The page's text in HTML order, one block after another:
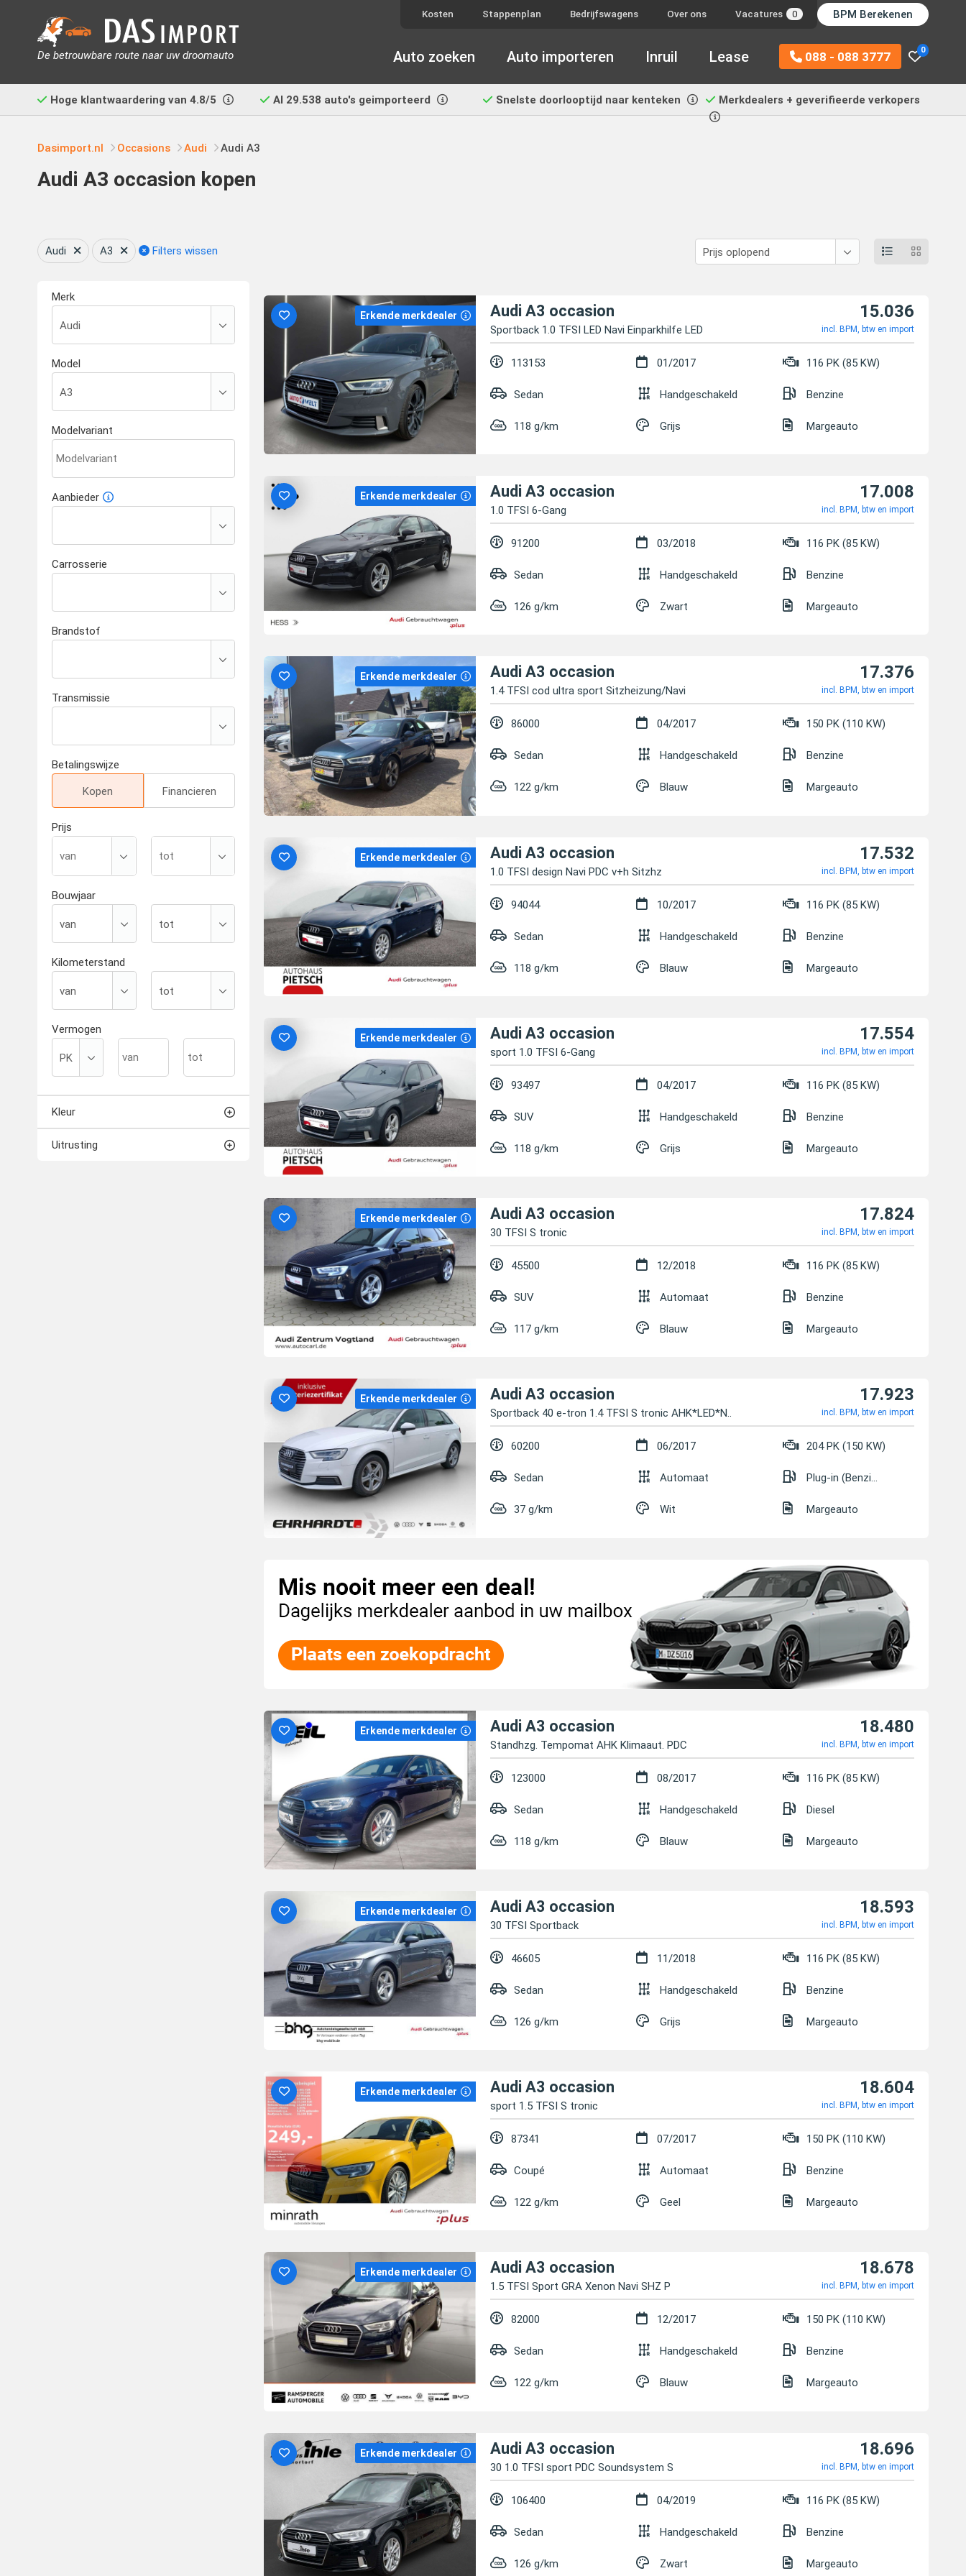
De betrouwbare route naar uw droomauto
Kosten Stappenplan Bedrijfswagens Over ons Vacatures 0 BPM Berekenen
0
088 - 088 3777
Auto zoeken Auto importeren Inruil Lease
Hoge klantwaardering van 4.8/5 Al 29.538 auto's geimporteerd Snelste doorlooptijd naar kenteken Merkdealers + geverifieerde verkopers
Dasimport.nl Occasions Audi Audi A3
Audi A3 occasion kopen
Audi A3 Filters wissen
Erkende merkdealer Audi A3 occasion
Sportback 1.0 TFSI LED Navi Einparkhilfe LED
15.036
incl. BPM, btw en import
113153 01/2017 116 PK (85 KW)
Sedan Handgeschakeld Benzine
118 g/km Grijs Margeauto
Erkende merkdealer Audi A3 occasion
1.0 TFSI 6-Gang
17.008
incl. BPM, btw en import
91200 03/2018 116 PK (85 KW)
Sedan Handgeschakeld Benzine
126 g/km Zwart Margeauto
Erkende merkdealer Audi A3 occasion
1.4 TFSI cod ultra sport Sitzheizung/Navi
17.376
incl. BPM, btw en import
86000 04/2017 150 PK (110 KW)
Sedan Handgeschakeld Benzine
122 g/km Blauw Margeauto
Erkende merkdealer Audi A3 occasion
1.0 TFSI design Navi PDC v+h Sitzhz
17.532
incl. BPM, btw en import
94044 10/2017 116 PK (85 KW)
Sedan Handgeschakeld Benzine
118 g/km Blauw Margeauto
Erkende merkdealer Audi A3 occasion
sport 1.0 TFSI 6-Gang
17.554
incl. BPM, btw en import
93497 04/2017 116 PK (85 KW)
SUV Handgeschakeld Benzine
118 g/km Grijs Margeauto
Erkende merkdealer Audi A3 occasion
30 TFSI S tronic
17.824
incl. BPM, btw en import
45500 12/2018 116 PK (85 KW)
SUV Automaat Benzine
117 g/km Blauw Margeauto
Erkende merkdealer Audi A3 occasion
Sportback 40 e-tron 1.4 TFSI S tronic AHK*LED*N...
17.923
incl. BPM, btw en import
60200 06/2017 204 PK (150 KW)
Sedan Automaat Plug-in (Benzine/Elektrisch)
37 g/km Wit Margeauto
Erkende merkdealer Audi A3 occasion
Standhzg. Tempomat AHK Klimaaut. PDC
18.480
incl. BPM, btw en import
123000 08/2017 116 PK (85 KW)
Sedan Handgeschakeld Diesel
118 g/km Blauw Margeauto
Erkende merkdealer Audi A3 occasion
30 TFSI Sportback
18.593
incl. BPM, btw en import
46605 11/2018 116 PK (85 KW)
Sedan Handgeschakeld Benzine
126 g/km Grijs Margeauto
Erkende merkdealer Audi A3 occasion
sport 1.5 TFSI S tronic
18.604
incl. BPM, btw en import
87341 07/2017 150 PK (110 KW)
Coupé Automaat Benzine
122 g/km Geel Margeauto
Erkende merkdealer Audi A3 occasion
1.5 TFSI Sport GRA Xenon Navi SHZ P
18.678
incl. BPM, btw en import
82000 12/2017 150 PK (110 KW)
Sedan Handgeschakeld Benzine
122 g/km Blauw Margeauto
Erkende merkdealer Audi A3 occasion
30 1.0 TFSI sport PDC Soundsystem S
18.696
incl. BPM, btw en import
106400 04/2019 116 PK (85 KW)
Sedan Handgeschakeld Benzine
126 g/km Zwart Margeauto
Merk
Model
Modelvariant
Aanbieder
Carrosserie
Brandstof
Transmissie
Betalingswijze
Kopen Financieren
Prijs
Bouwjaar
Kilometerstand
Vermogen
Kleur
Uitrusting